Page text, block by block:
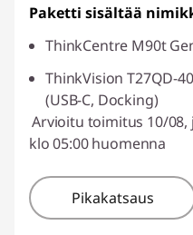
Paketti sisältää
ThinkCentre M90t
ThinkVision T27QD-
(USB-C, Docking)
Arvioitu toimitus 10/08,
klo 05:00 huomenna
Pikakatsaus